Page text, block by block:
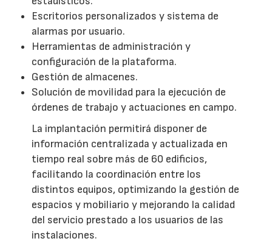
Escritorios personalizados y sistema de
alarmas por usuario.
Herramientas de administración y
configuración de la plataforma.
Gestión de almacenes.
Solución de movilidad para la ejecución de
órdenes de trabajo y actuaciones en campo.
La implantación permitirá disponer de
información centralizada y actualizada en
tiempo real sobre más de 60 edificios,
facilitando la coordinación entre los
distintos equipos, optimizando la gestión de
espacios y mobiliario y mejorando la calidad
del servicio prestado a los usuarios de las
instalaciones.